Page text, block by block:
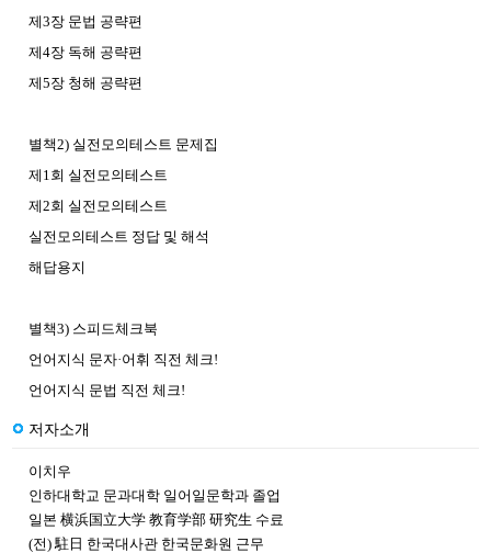
제3장 문법 공략편
제4장 독해 공략편
제5장 청해 공략편
별책2) 실전모의테스트 문제집
제1회 실전모의테스트
제2회 실전모의테스트
실전모의테스트 정답 및 해석
해답용지
별책3) 스피드체크북
언어지식 문자·어휘 직전 체크!
언어지식 문법 직전 체크!
저자소개
이치우
인하대학교 문과대학 일어일문학과 졸업
일본 横浜国立大学 教育学部 研究生 수료
(전) 駐日 한국대사관 한국문화원 근무